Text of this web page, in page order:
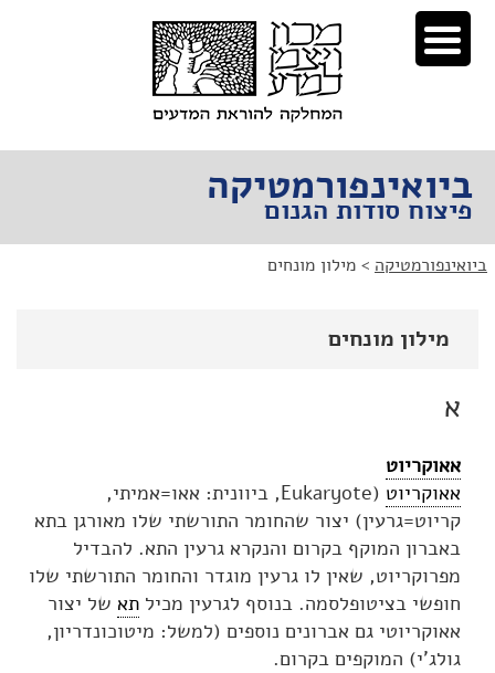
דלג
לתוכן
דלג
לניווט
ביואינפורמטיקה
פיצוח סודות הגנום
ביואינפורמטיקה > מילון מונחים
מילון מונחים
א
אאוקריוט
אאוקריוט
(Eukaryote, ביוונית: אאו=אמיתי,
קריוט=גרעין) יצור שהחומר התורשתי שלו מאורגן בתא
באברון המוקף בקרום והנקרא גרעין התא. להבדיל
מפרוקריוט, שאין לו גרעין מוגדר והחומר התורשתי שלו
חופשי בציטופלסמה. בנוסף לגרעין מכיל תא של יצור
אאוקריוטי גם אברונים נוספים (למשל: מיטוכונדריון,
גולג'י) המוקפים בקרום.